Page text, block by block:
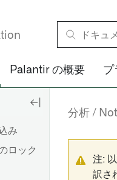
Palantir の概要 プ
る
え
にドキ
み
ロック
分析
注:
訳さ